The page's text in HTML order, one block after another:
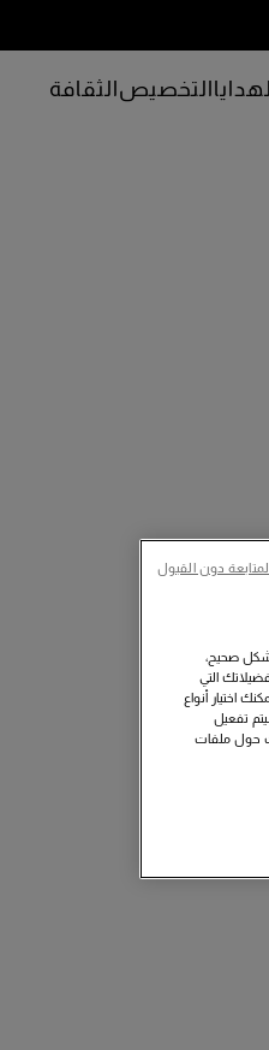
التخصيصالثقافة
صحيح،
التي
اختيار أنواع
تفعيل
حول ملفات
دون القبول